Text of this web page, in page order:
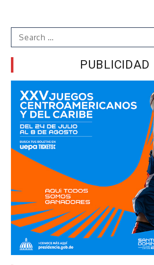
Search
for:
PUBLICIDAD